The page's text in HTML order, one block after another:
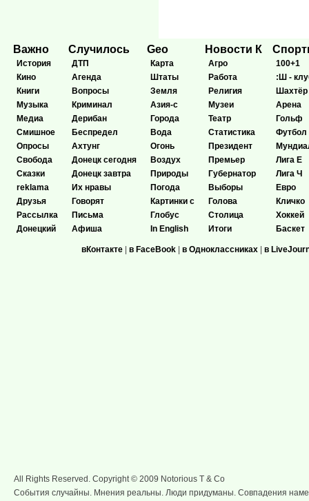
Важно
История
Кино
Книги
Музыка
Медиа
Смишное
Опросы
Свобода
Сказки
reklama
Друзья
Рассылка
Донецкий
Случилось
ДТП
Агенда
Вопросы
Криминал
Дерибан
Беспредел
Ахтунг
Донецк сегодня
Донецк завтра
Их нравы
Говорят
Письма
Афиша
Geo
Карта
Штаты
Земля
Азия-с
Города
Вода
Огонь
Воздух
Природы
Погода
Картинки с
Глобус
In English
Новости К
Агро
Работа
Религия
Музеи
Театр
Статистика
Президент
Премьер
Губернатор
Выборы
Голова
Столица
Итоги
100+1
:Ш -
Шахтёр
Арена
Гольф
Футбол
Лига Е
Лига Ч
Евро
Кличко
Хоккей
Баскет
вКонтакте в FaceBook в Одноклассниках в
All Rights Reserved. Copyright © 2009 Notorious T & Co
События случайны. Мнения реальны. Люди придуманы. Совпадения